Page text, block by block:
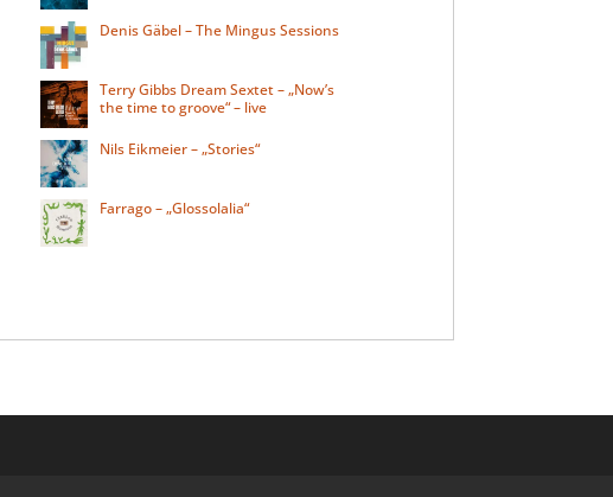
Denis Gäbel – The Mingus Sessions
Terry Gibbs Dream Sextet – „Now’s
the time to groove“ – live
Nils Eikmeier – „Stories“
Farrago – „Glossolalia“